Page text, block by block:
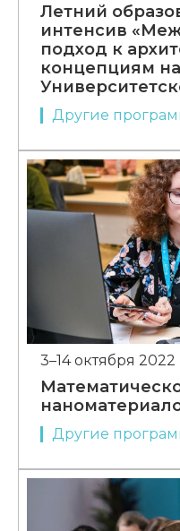
Летний
интенсив
подход к
концепциям
Другие
3–14 октября 2022
Другие